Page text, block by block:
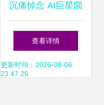
沉痛悼念 AI巨星陨
落，旷视科技首席
科学家孙剑博士英
查看详情
更新时间：2026-08-06
23:47:26